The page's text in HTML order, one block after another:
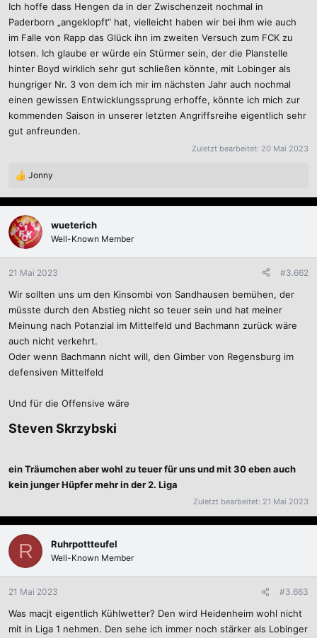
Ich hoffe dass Hengen da in der Zwischenzeit nochmal in
Paderborn „angeklopft“ hat, vielleicht haben wir bei ihm wie auch
im Falle von Rapp das Glück ihn im zweiten Versuch zum FCK zu
lotsen. Ich glaube er würde ein Stürmer sein, der die Planstelle
hinter Boyd wirklich sehr gut schließen könnte, mit Lobinger als
hungriger Nr. 3 von dem ich mir im nächsten Jahr auch nochmal
einen gewissen Entwicklungssprung erhoffe, könnte ich mich zur
kommenden Saison in unserer letzten Angriffsreihe eigentlich sehr
gut anfreunden.
Zuletzt bearbeitet: 20 Mai 2023
R
a
k
t
i
o
n
n
:
Jonny
wueterich
Well-Known Member
21 Mai 2023 #3.662
Wir sollten uns um den Kinsombi von Sandhausen bemühen, der
müsste durch den Abstieg nicht so teuer sein und hat meiner
Meinung nach Potanzial im Mittelfeld und Bachmann zurück wäre
auch nicht verkehrt.
Oder wenn Bachmann nicht will, den Gimber von Regensburg im
defensiven Mittelfeld
Und für die Offensive wäre
StevenSkrzybski
ein Träumchen aber wohl zu teuer für uns und mit 30 eben auch
kein junger Hüpfer mehr in der 2. Liga
Zuletzt bearbeitet: 21 Mai 2023
R Ruhrpottteufel
Well-Known Member
21 Mai 2023 #3.663
Was macjt eigentlich Kühlwetter? Den wird Heidenheim wohl nicht
mit in Liga 1 nehmen. Den sehe ich immer noch stärker als Lobinger